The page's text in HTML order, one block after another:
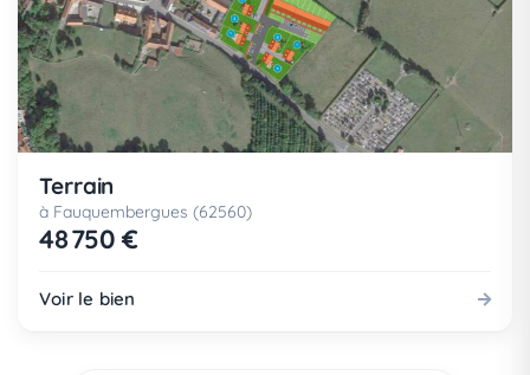
Terrain
à Fauquembergues (62560)
48 750 €
Voir le bien